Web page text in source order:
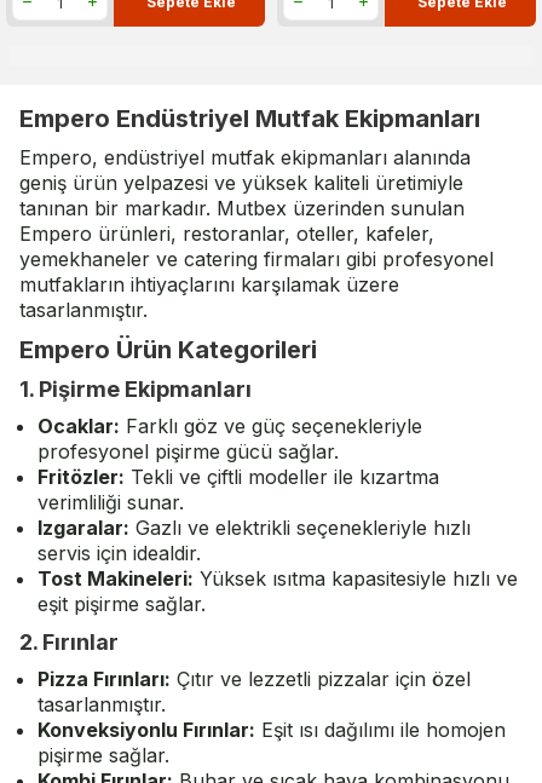
Empero Endüstriyel Mutfak Ekipmanları
Empero, endüstriyel mutfak ekipmanları alanında
geniş ürün yelpazesi ve yüksek kaliteli üretimiyle
tanınan bir markadır. Mutbex üzerinden sunulan
Empero ürünleri, restoranlar, oteller, kafeler,
yemekhaneler ve catering firmaları gibi profesyonel
mutfakların ihtiyaçlarını karşılamak üzere
tasarlanmıştır.
Empero Ürün Kategorileri
1. Pişirme Ekipmanları
Ocaklar: Farklı göz ve güç seçenekleriyle
profesyonel pişirme gücü sağlar.
Fritözler: Tekli ve çiftli modeller ile kızartma
verimliliği sunar.
Izgaralar: Gazlı ve elektrikli seçenekleriyle hızlı
servis için idealdir.
Tost Makineleri: Yüksek ısıtma kapasitesiyle hızlı ve
eşit pişirme sağlar.
2. Fırınlar
Pizza Fırınları: Çıtır ve lezzetli pizzalar için özel
tasarlanmıştır.
Konveksiyonlu Fırınlar: Eşit ısı dağılımı ile homojen
pişirme sağlar.